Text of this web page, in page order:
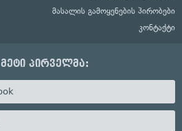
მასალის გამოყენების პირობები
კონტაქტი
მეტი პირველმა: